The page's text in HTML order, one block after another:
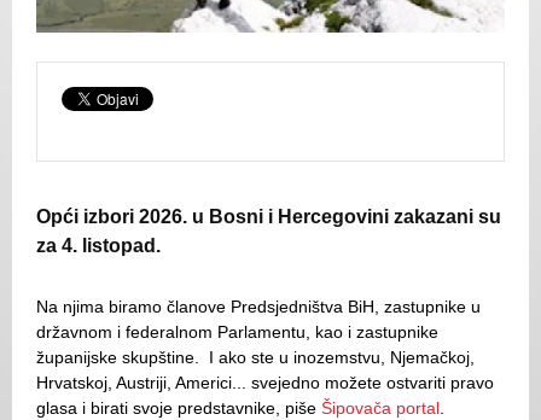
Opći izbori 2026. u Bosni i Hercegovini zakazani su
za 4. listopad.
Na njima biramo članove Predsjedništva BiH, zastupnike u
državnom i federalnom Parlamentu, kao i zastupnike
županijske skupštine. I ako ste u inozemstvu, Njemačkoj,
Hrvatskoj, Austriji, Americi... svejedno možete ostvariti pravo
glasa i birati svoje predstavnike, piše Šipovača portal.